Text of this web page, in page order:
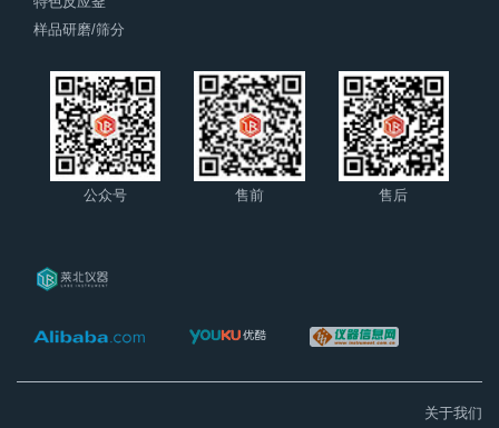
样品研磨/筛分
公众号 售前 售后
关于我们